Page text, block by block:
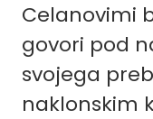
Celanovimi
govori pod
svojega
naklonskim